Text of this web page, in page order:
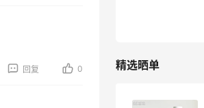
回复 0 精选晒单